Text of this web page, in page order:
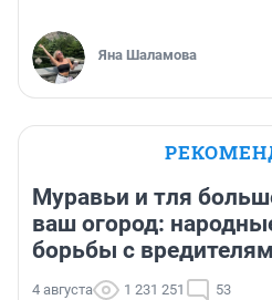
Яна Шаламова
Муравьи и тля
ваш огород:
борьбы с
4 августа 1 231 251 53